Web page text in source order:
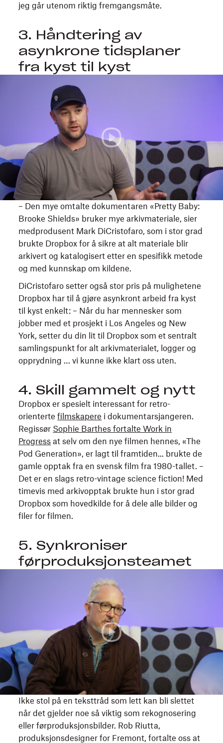
jeg går utenom riktig fremgangsmåte.
3. Håndtering av
asynkrone tidsplaner
fra kyst til kyst
Sundance
2023
– Den mye omtalte dokumentaren «Pretty Baby:
Brooke Shields» bruker mye arkivmateriale, sier
medprodusent Mark DiCristofaro, som i stor grad
brukte Dropbox for å sikre at alt materiale blir
arkivert og katalogisert etter en spesifikk metode
og med kunnskap om kildene.
DiCristofaro setter også stor pris på mulighetene
Dropbox har til å gjøre asynkront arbeid fra kyst
til kyst enkelt: – Når du har mennesker som
jobber med et prosjekt i Los Angeles og New
York, setter du din lit til Dropbox som et sentralt
samlingspunkt for alt arkivmaterialet, logger og
opprydning … vi kunne ikke klart oss uten.
4. Skill gammelt og nytt
Dropbox er spesielt interessant for retro-
orientertefilmskapere i dokumentarsjangeren.
Regissør Sophie Barthes fortalte Work in
Progress at selv om den nye filmen hennes, «The
Pod Generation», er lagt til framtiden... brukte de
gamle opptak fra en svensk film fra 1980-tallet. –
Det er en slags retro-vintage science fiction! Med
timevis med arkivopptak brukte hun i stor grad
Dropbox som hovedkilde for å dele alle bilder og
filer for filmen.
5. Synkroniser
førproduksjonsteamet
Ikke stol på en teksttråd som lett kan bli slettet
når det gjelder noe så viktig som rekognosering
eller førproduksjonsbilder. Rob Riutta,
produksjonsdesigner for Fremont, fortalte oss at